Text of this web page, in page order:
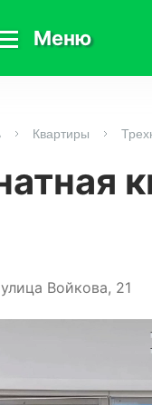
Меню
Квартиры
Войкова, 21